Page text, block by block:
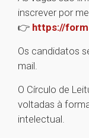
inscrever por
👉 https://
Os candidatos
mail.
O Círculo de
voltadas à
intelectual.